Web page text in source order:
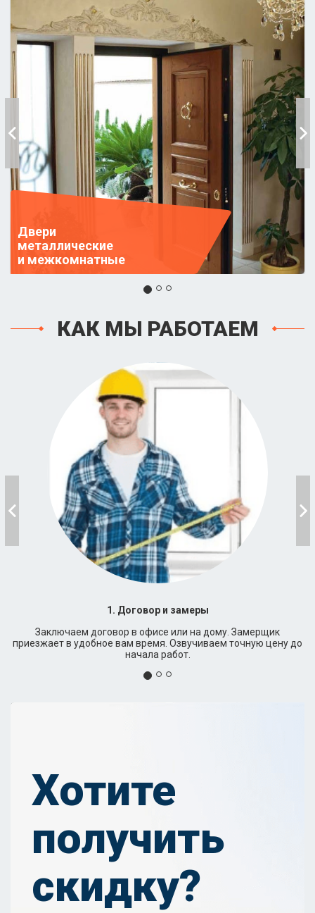
Двери
металлические
и межкомнатные
КАК МЫ РАБОТАЕМ
1. Договор и замеры
Заключаем договор в офисе или на дому. Замерщик
приезжает в удобное вам время. Озвучиваем точную цену до
начала работ.
Хотите
получить
скидку?